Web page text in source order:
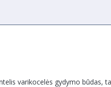
varikocelės gydymo būdas,